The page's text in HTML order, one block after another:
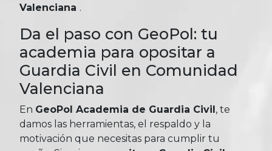
Valenciana .
Da el paso con GeoPol: tu
academia para opositar a
Guardia Civil en Comunidad
Valenciana
En GeoPol Academia de Guardia Civil , te
damos las herramientas, el respaldo y la
motivación que necesitas para cumplir tu